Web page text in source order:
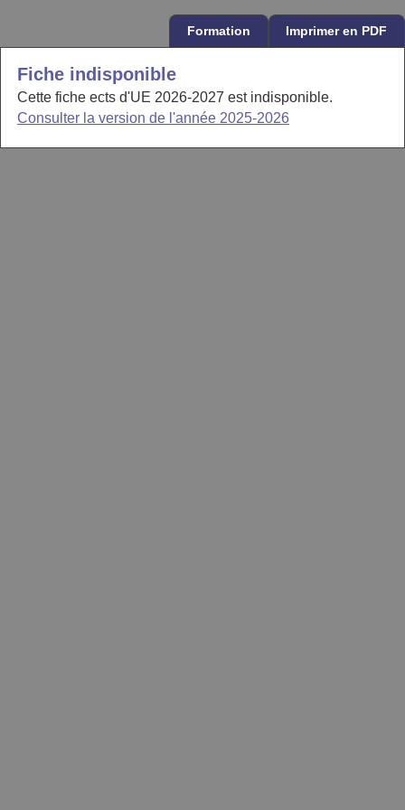
Formation Imprimer en PDF
Fiche indisponible
Cette fiche ects d'UE 2026-2027 est indisponible.
Consulter la version de l'année 2025-2026